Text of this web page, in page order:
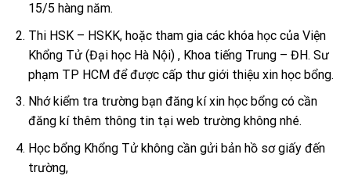
15/5 hàng năm.
Thi HSK – HSKK, hoặc tham gia các khóa học của Viện
Khổng Tử (Đại học Hà Nội) , Khoa tiếng Trung – ĐH. Sư
phạm TP HCM để được cấp thư giới thiệu xin học bổng.
Nhớ kiểm tra trường bạn đăng kí xin học bổng có cần
đăng kí thêm thông tin tại web trường không nhé.
Học bổng Khổng Tử không cần gửi bản hồ sơ giấy đến
trường,